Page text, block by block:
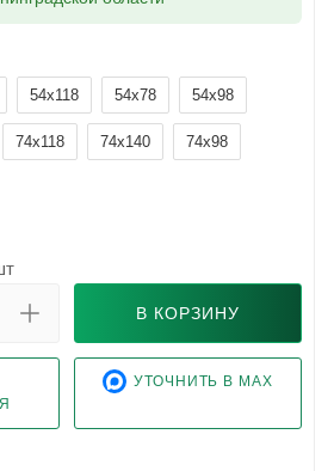
54x118 54x78 54x98
74x118 74x140 74x98
В КОРЗИНУ
УТОЧНИТЬ В MAX